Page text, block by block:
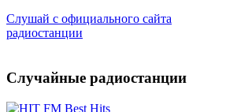
Слушай с официального сайта
радиостанции
Случайные радиостанции